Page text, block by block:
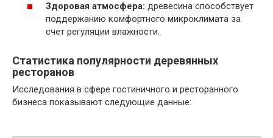
Здоровая атмосфера: древесина способствует
поддержанию комфортного микроклимата за
счет регуляции влажности.
Статистика популярности деревянных
ресторанов
Исследования в сфере гостиничного и ресторанного
бизнеса показывают следующие данные: